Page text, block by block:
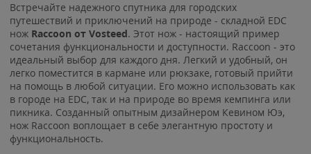
Встречайте надежного спутника для городских
путешествий и приключений на природе - складной EDC
нож Raccoon от Vosteed. Этот нож - настоящий пример
сочетания функциональности и доступности. Raccoon - это
идеальный выбор для каждого дня. Легкий и удобный, он
легко поместится в кармане или рюкзаке, готовый прийти
на помощь в любой ситуации. Его можно использовать как
в городе на EDC, так и на природе во время кемпинга или
пикника. Созданный опытным дизайнером Кевином Юэ,
нож Raccoon воплощает в себе элегантную простоту и
функциональность.